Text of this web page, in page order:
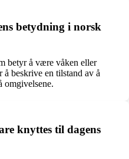
betydning i norsk
betyr å være våken eller
beskrive en tilstand av å
omgivelsene.
knyttes til dagens